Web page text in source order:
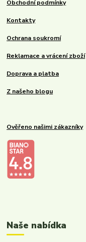
Obchodní podmínky
Kontakty
Ochrana soukromí
Reklamace a vrácení zboží
Doprava a platba
Z našeho blogu
Ověřeno našimi zákazníky
Naše nabídka